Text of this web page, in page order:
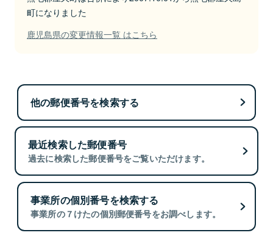
町になりました
鹿児島県の変更情報一覧 はこちら
他の郵便番号を検索する
最近検索した郵便番号
過去に検索した郵便番号をご覧いただけます。
事業所の個別番号を検索する
事業所の７けたの個別郵便番号をお調べします。